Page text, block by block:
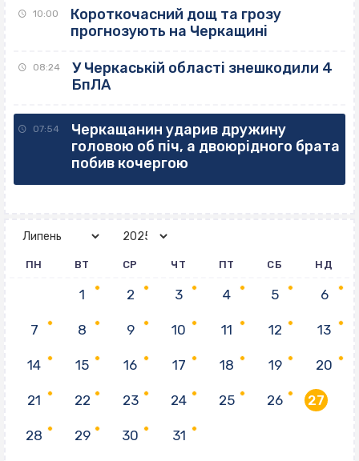
10:00
Короткочасний дощ та грозу
прогнозують на Черкащині
08:24
У Черкаській області знешкодили 4
БпЛА
07:54
Черкащанин ударив дружину
головою об піч, а двоюрідного брата
побив кочергою
ПН ВТ СР ЧТ ПТ СБ НД
1 2 3 4 5 6
7 8 9 10 11 12 13
14 15 16 17 18 19 20
21 22 23 24 25 26 27
28 29 30 31